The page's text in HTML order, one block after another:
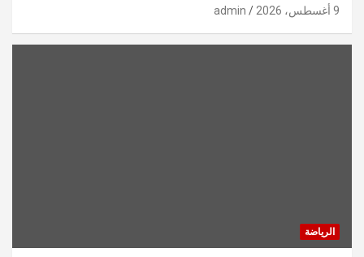
9 أغسطس، 2026 admin
الرياضة